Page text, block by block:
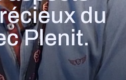
du
Plenit.